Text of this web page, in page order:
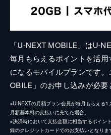
「U-NEXT MOBILE」はU-
毎月もらえるポイントを活
になるモバイルプランです
OBILE」のお申し込みが必要
※U-NEXTの月額プラン会員が毎月もらえる
月額基本料の支払いに充てた場合。
※決済時において支払金額に相当するポイン
録のクレジットカードでのお支払いとなりま